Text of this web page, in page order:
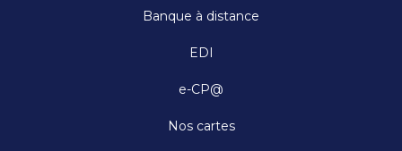
Banque à distance
EDI
e-CP@
Nos cartes